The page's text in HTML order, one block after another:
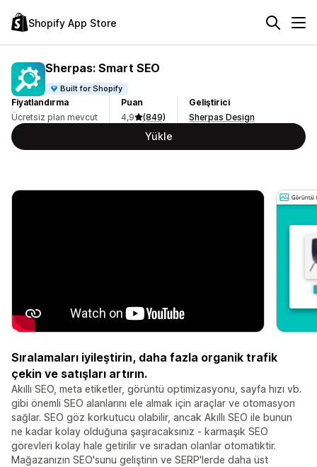
Shopify App Store
Sherpas: Smart SEO
Built for Shopify
Fiyatlandırma
Ücretsiz plan mevcut
Puan
4,9
(849)
Geliştirici
Sherpas Design
Yükle
Sıralamaları iyileştirin, daha fazla organik trafik
çekin ve satışları artırın.
Akıllı SEO, meta etiketler, görüntü optimizasyonu, sayfa hızı vb.
gibi önemli SEO alanlarını ele almak için araçlar ve otomasyon
sağlar. SEO göz korkutucu olabilir, ancak Akıllı SEO ile bunun
ne kadar kolay olduğuna şaşıracaksınız - karmaşık SEO
görevleri kolay hale getirilir ve sıradan olanlar otomatiktir.
Mağazanızın SEO'sunu geliştirin ve SERP'lerde daha üst